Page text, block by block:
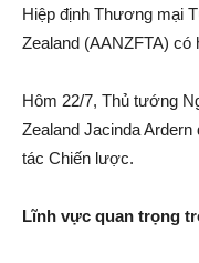
Hiệp định Thương mại
Zealand (AANZFTA) có
Hôm 22/7, Thủ tướng
Zealand Jacinda
tác Chiến lược.
Lĩnh vực quan trọng